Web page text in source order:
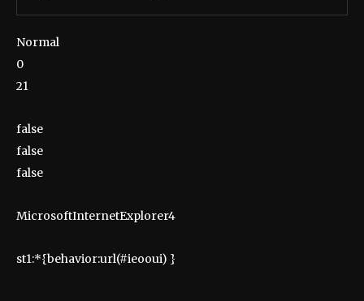
Normal
0
21
false
false
false
MicrosoftInternetExplorer4
st1:*{behavior:url(#ieooui) }